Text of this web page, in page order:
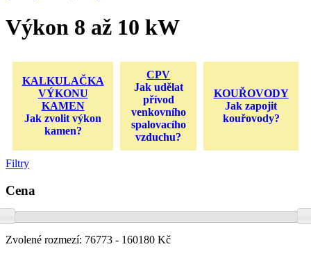
Výkon 8 až 10 kW
KALKULAČKA
VÝKONU
KAMEN
Jak zvolit výkon
kamen?
CPV
Jak udělat
přívod
venkovního
spalovacího
vzduchu?
KOUŘOVODY
Jak zapojit
kouřovody?
Filtry
Cena
Zvolené rozmezí: 76773 - 160180 Kč